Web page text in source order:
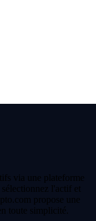
via une plateforme
l'actif et
propose une
toute simplicité.